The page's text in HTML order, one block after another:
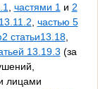
частями 1 и 2
13.11.2 частью 5
статьи13.18,
13.19.3 (за
лицами